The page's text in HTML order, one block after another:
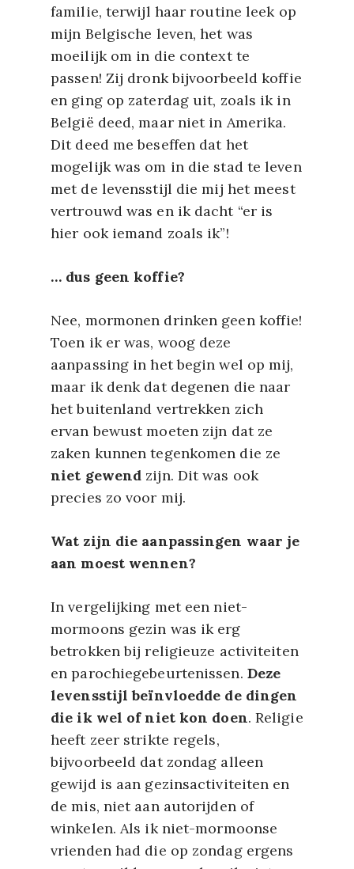
familie, terwijl haar routine leek op
mijn Belgische leven, het was
moeilijk om in die context te
passen! Zij dronk bijvoorbeeld koffie
en ging op zaterdag uit, zoals ik in
België deed, maar niet in Amerika.
Dit deed me beseffen dat het
mogelijk was om in die stad te leven
met de levensstijl die mij het meest
vertrouwd was en ik dacht “er is
hier ook iemand zoals ik”!
… dus geen koffie?
Nee, mormonen drinken geen koffie!
Toen ik er was, woog deze
aanpassing in het begin wel op mij,
maar ik denk dat degenen die naar
het buitenland vertrekken zich
ervan bewust moeten zijn dat ze
zaken kunnen tegenkomen die ze
niet gewend zijn. Dit was ook
precies zo voor mij.
Wat zijn die aanpassingen waar je
aan moest wennen?
In vergelijking met een niet-
mormoons gezin was ik erg
betrokken bij religieuze activiteiten
en parochiegebeurtenissen. Deze
levensstijl beïnvloedde de dingen
die ik wel of niet kon doen. Religie
heeft zeer strikte regels,
bijvoorbeeld dat zondag alleen
gewijd is aan gezinsactiviteiten en
de mis, niet aan autorijden of
winkelen. Als ik niet-mormoonse
vrienden had die op zondag ergens